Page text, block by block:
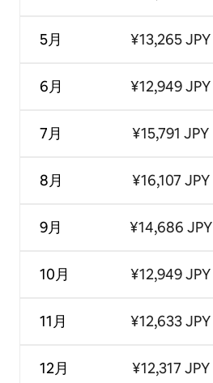
5月
6月
7月
8月
9月
10月
11月
12月
¥13,265 JPY
¥12,949 JPY
¥15,791 JPY
¥16,107 JPY
¥14,686 JPY
¥12,949 JPY
¥12,633 JPY
¥12,317 JPY